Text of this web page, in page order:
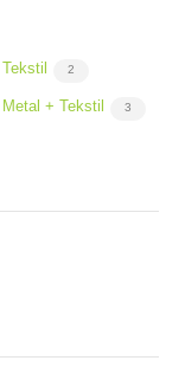
Tekstil 2
Metal + Tekstil 3